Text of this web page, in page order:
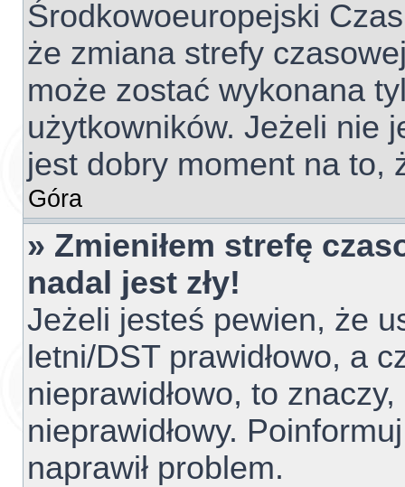
Środkowoeuropejski
że zmiana strefy
może zostać wykonana
użytkowników. Jeżeli nie
jest dobry moment na to,
Góra
» Zmieniłem strefę
nadal jest zły!
Jeżeli jesteś pewien, że
letni/DST prawidłowo, a
nieprawidłowo, to
nieprawidłowy.
naprawił problem.